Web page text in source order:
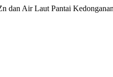
dan Air Laut Pantai